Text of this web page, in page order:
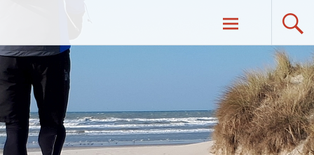
Ultramarathon, Ultratrail, Ultratriathlon